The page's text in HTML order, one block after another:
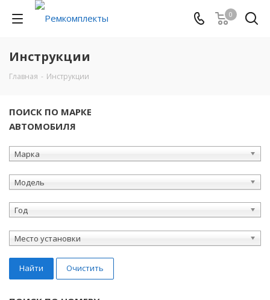
0
Инструкции
Главная - Инструкции
ПОИСК ПО МАРКЕ
АВТОМОБИЛЯ
Марка
Модель
Год
Место установки
Найти Очистить